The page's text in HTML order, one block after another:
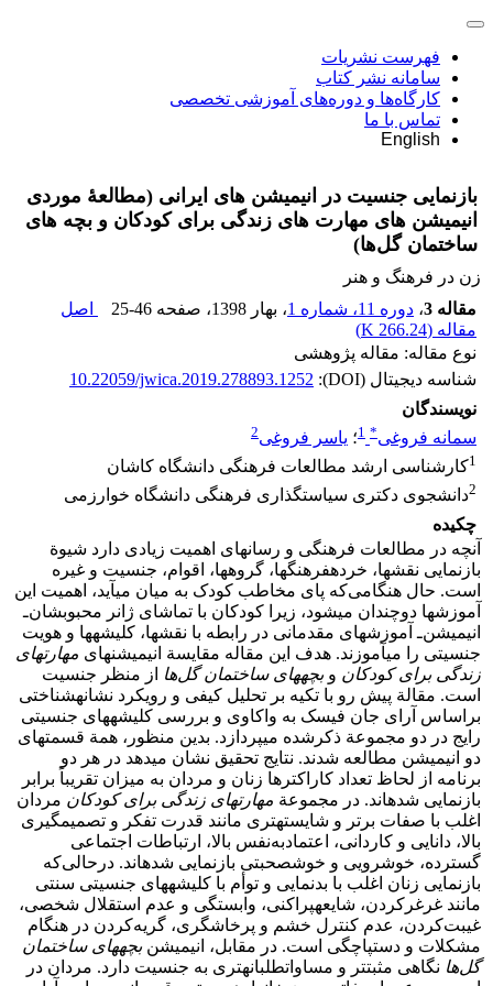
فهرست نشریات
سامانه نشر کتاب
کارگاه‌ها و دوره‌های آموزشی تخصصی
تماس با ما
English
بازنمایی جنسیت در انیمیشن‏ های ایرانی (مطالعۀ موردی
انیمیشن‏ های مهارت‏ های زندگی برای کودکان و بچه‏ های
ساختمان گل‌ها)
زن در فرهنگ و هنر
مقاله 3
، دوره 11، شماره 1 ، بهار 1398 ، صفحه 25-46
اصل
مقاله (266.24 K
)
نوع مقاله: مقاله پژوهشی
شناسه دیجیتال (DOI):
10.22059/jwica.2019.278893.1252
نویسندگان
سمانه فروغی*
1؛ یاسر فروغی2
1کارشناسی ارشد مطالعات فرهنگی دانشگاه کاشان
2دانشجوی دکتری سیاست‏گذاری فرهنگی دانشگاه خوارزمی
چکیده
آنچه در مطالعات فرهنگی و رسانه‏ای اهمیت زیادی دارد شیوة
بازنمایی نقش‏ها، خرده‏فرهنگ‏ها، گروه‏ها، اقوام، جنسیت و غیره
است. حال هنگامی‌که پای مخاطب کودک به میان می‏آید، اهمیت این
آموزش‏ها دوچندان می‏شود، زیرا کودکان با تماشای ژانر محبوبشان‌ـ
انیمیشن‌ـ آموزش‏های مقدمانی در رابطه با نقش‏ها، کلیشه‏ها و هویت
جنسیتی را می‏آموزند. هدف این مقاله مقایسة انیمیشن‏های مهارت‏های
زندگی برای کودکان وبچه‏های ساختمان گل‌ها
از منظر جنسیت
است. مقالة پیش رو با تکیه بر تحلیل کیفی و رویکرد نشانه‏شناختی
براساس آرای جان فیسک به واکاوی و بررسی کلیشه‏های جنسیتی
رایج در دو مجموعة ذکرشده می‏پردازد. بدین منظور، همة قسمت‏های
دو انیمیشن‏ مطالعه شدند. نتایج تحقیق نشان می‏دهد در هر دو
برنامه از لحاظ تعداد کاراکترها زنان و مردان به میزان تقریباً برابر
بازنمایی شده‏اند. در مجموعة مهارت‏های زندگی برای کودکان مردان
اغلب با صفات برتر و شایسته‏تری مانند قدرت تفکر و تصمیم‏گیری
بالا، دانایی و کاردانی، اعتمادبه‌نفس بالا، ارتباطات اجتماعی
گسترده، خوشرویی و خوش‏صحبتی بازنمایی شده‏اند. درحالی‌که
بازنمایی زنان اغلب با بدنمایی و توأم با کلیشه‏های جنسیتی سنتی
مانند غرغرکردن، شایعه‏پراکنی، وابستگی و عدم استقلال شخصی،
غیبت‌کردن، عدم کنترل خشم و پرخاشگری، گریه‌کردن در هنگام
مشکلات و دستپاچگی است. در مقابل، انیمیشنبچه‏های ساختمان
گل‌ها نگاهی مثبت‏تر و مساوات‏طلبانه‏تری به جنسیت دارد. مردان در